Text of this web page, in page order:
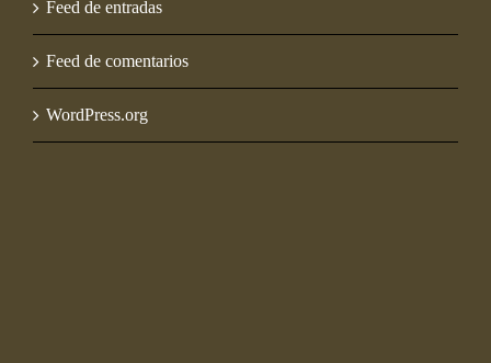
Feed de entradas
Feed de comentarios
WordPress.org